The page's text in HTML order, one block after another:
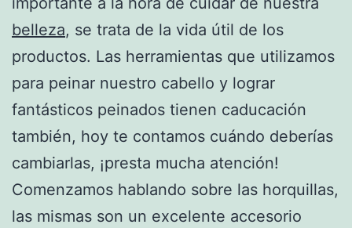
belleza, se trata de la vida útil de los
productos. Las herramientas que utilizamos
para peinar nuestro cabello y lograr
fantásticos peinados tienen caducación
también, hoy te contamos cuándo deberías
cambiarlas, ¡presta mucha atención!
Comenzamos hablando sobre las horquillas,
las mismas son un excelente accesorio